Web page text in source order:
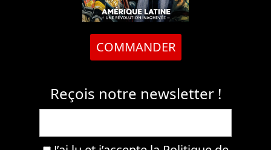
COMMANDER
Reçois notre newsletter !